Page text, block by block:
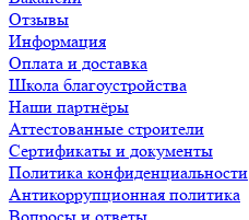
Отзывы
Информация
Оплата и доставка
Школа благоустройства
Наши партнёры
Аттестованные строители
Сертификаты и документы
Политика конфиденциальности
Антикоррупционная политика